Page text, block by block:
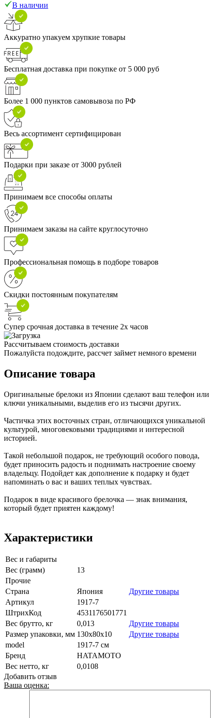
В наличии
Аккуратно упакуем хрупкие товары
Бесплатная доставка при покупке от 5 000 руб
Более 1 000 пунктов самовывоза по РФ
Весь ассортимент сертифицирован
Подарки при заказе от 3000 рублей
Принимаем все способы оплаты
Принимаем заказы на сайте круглосуточно
Профессиональная помощь в подборе товаров
Скидки постоянным покупателям
Супер срочная доставка в течение 2х часов
Рассчитываем стоимость доставки
Пожалуйста подождите, рассчет займет немного времени
Описание товара
Оригинальные брелоки из Японии сделают ваш телефон или
ключи уникальными, выделив его из тысячи других.
Частичка этих восточных стран, отличающихся уникальной
культурой, многовековыми традициями и интересной
историей.
Такой небольшой подарок, не требующий особого повода,
будет приносить радость и поднимать настроение своему
владельцу. Подойдет как дополнение к подарку и будет
напоминать о вас и ваших теплых чувствах.
Подарок в виде красивого брелочка — знак внимания,
который будет приятен каждому!
Характеристики
Вес и габариты
Вес (грамм)
13
Прочие
Страна
Япония
Другие товары
Артикул
1917-7
ШтрихКод
4531176501771
Вес брутто, кг
0,013
Другие товары
Размер упаковки, мм 130х80х10
Другие товары
model
1917-7 см
Бренд
HATAMOTO
Вес нетто, кг
0,0108
Добавить отзыв
Ваша оценка: